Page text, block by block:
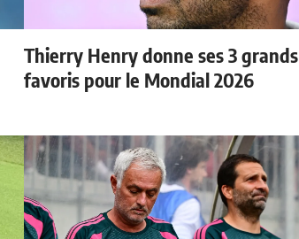
Thierry Henry donne ses 3 grands
favoris pour le Mondial 2026